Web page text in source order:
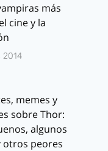
más
cine y la
2014
memes y
sobre Thor:
algunos
otros peores